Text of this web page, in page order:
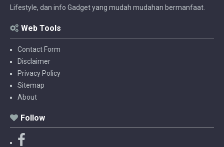
Lifestyle, dan info Gadget yang mudah mudahan bermanfaat.
Web Tools
Contact Form
Disclaimer
Privacy Policy
Sitemap
About
Follow